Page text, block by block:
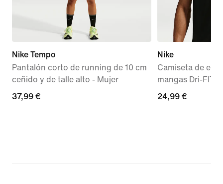
Nike Tempo
Pantalón corto de running de 10 cm
ceñido y de talle alto - Mujer
37,99 €
37,99 €
Nike
Camiseta de
mangas Dri-FIT -
24,99 €
24,99 €